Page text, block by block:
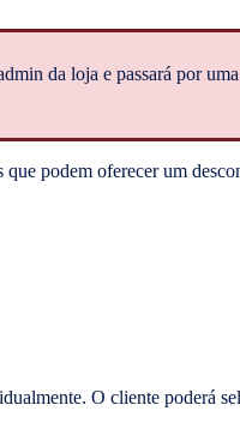
da loja e passará por
podem oferecer um
O cliente poderá